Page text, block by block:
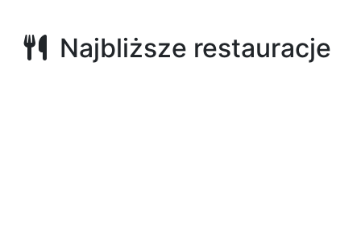
Najbliższe restauracje